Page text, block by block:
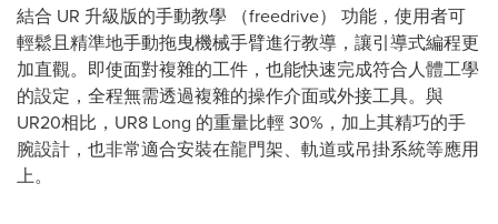
結合 UR 升級版的手動教學 （freedrive） 功能，使用者可
輕鬆且精準地手動拖曳機械手臂進行教導，讓引導式編程更
加直觀。即使面對複雜的工件，也能快速完成符合人體工學
的設定，全程無需透過複雜的操作介面或外接工具。與
UR20相比，UR8 Long 的重量比輕 30%，加上其精巧的手
腕設計，也非常適合安裝在龍門架、軌道或吊掛系統等應用
上。